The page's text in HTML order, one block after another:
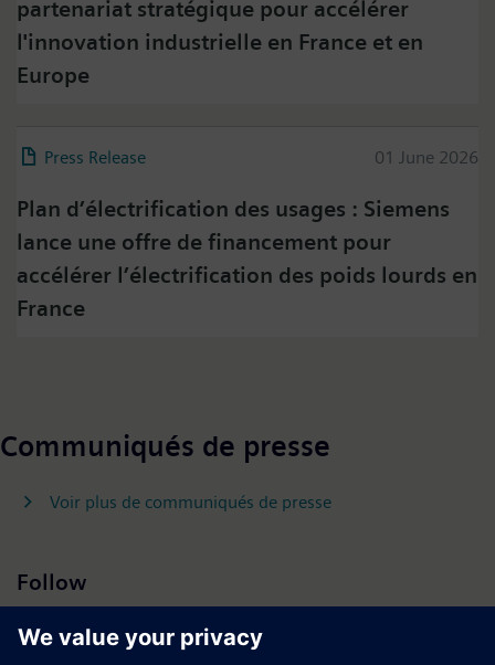
partenariat stratégique pour accélérer
l'innovation industrielle en France et en
Europe
Press Release 01 June 2026
Plan d’électrification des usages : Siemens
lance une offre de financement pour
accélérer l’électrification des poids lourds en
France
Please click on "Accept" if you wish to see twitter
transmitted to, and processed by, twitter.
Please check twitter's data privacy policy for further
information.
Communiqués de presse
Voir plus de communiqués de presse
Follow